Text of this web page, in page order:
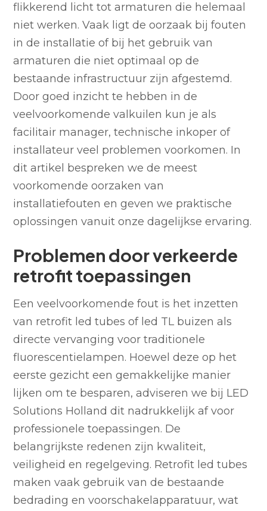
flikkerend licht tot armaturen die helemaal
niet werken. Vaak ligt de oorzaak bij fouten
in de installatie of bij het gebruik van
armaturen die niet optimaal op de
bestaande infrastructuur zijn afgestemd.
Door goed inzicht te hebben in de
veelvoorkomende valkuilen kun je als
facilitair manager, technische inkoper of
installateur veel problemen voorkomen. In
dit artikel bespreken we de meest
voorkomende oorzaken van
installatiefouten en geven we praktische
oplossingen vanuit onze dagelijkse ervaring.
Problemen door verkeerde
retrofit toepassingen
Een veelvoorkomende fout is het inzetten
van retrofit led tubes of led TL buizen als
directe vervanging voor traditionele
fluorescentielampen. Hoewel deze op het
eerste gezicht een gemakkelijke manier
lijken om te besparen, adviseren we bij LED
Solutions Holland dit nadrukkelijk af voor
professionele toepassingen. De
belangrijkste redenen zijn kwaliteit,
veiligheid en regelgeving. Retrofit led tubes
maken vaak gebruik van de bestaande
bedrading en voorschakelapparatuur, wat